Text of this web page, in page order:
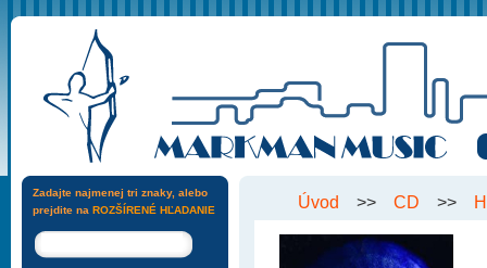
Úvod >> CD >>
Zadajte najmenej tri znaky, alebo
prejdite na ROZŠÍRENÉ HĽADANIE